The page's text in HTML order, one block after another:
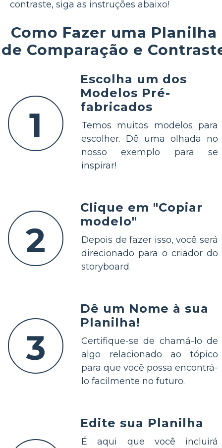
contraste, siga as instruções abaixo!
Como Fazer uma Planilha
de Comparação e
1
Escolha um dos
Modelos Pré-
fabricados
Temos muitos modelos para
escolher. Dê uma olhada no
nosso exemplo para se
inspirar!
2
Clique em "Copiar
modelo"
Depois de fazer isso, você será
direcionado para o criador do
storyboard.
3
Dê um Nome à sua
Planilha!
Certifique-se de chamá-lo de
algo relacionado ao tópico
para que você possa encontrá-
lo facilmente no futuro.
Edite sua Planilha
É aqui que você incluirá